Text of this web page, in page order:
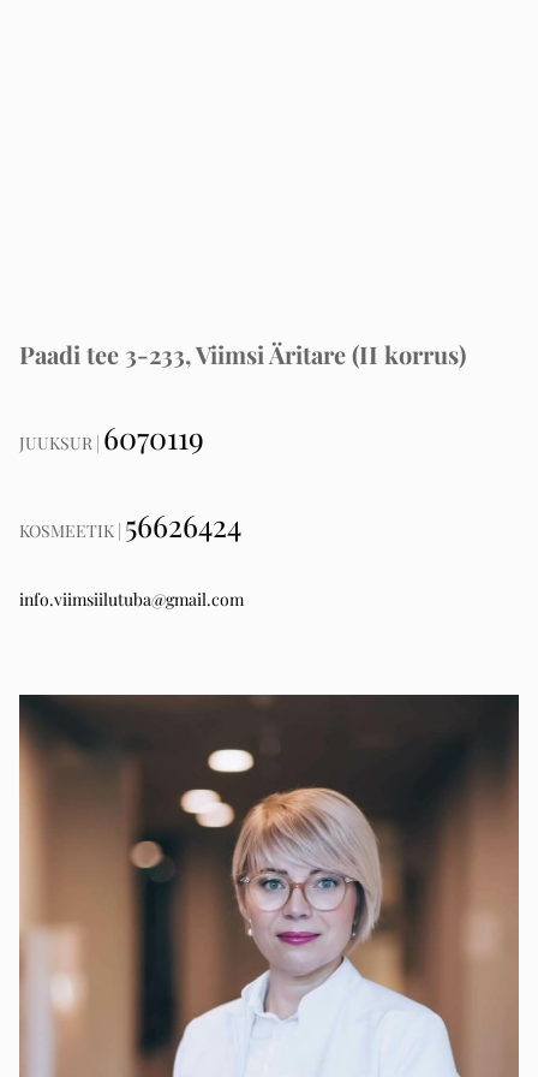
Paadi tee 3-233, Viimsi Äritare (II korrus)
JUUKSUR | 6070119
KOSMEETIK | 56626424
info.viimsiilutuba@gmail.com